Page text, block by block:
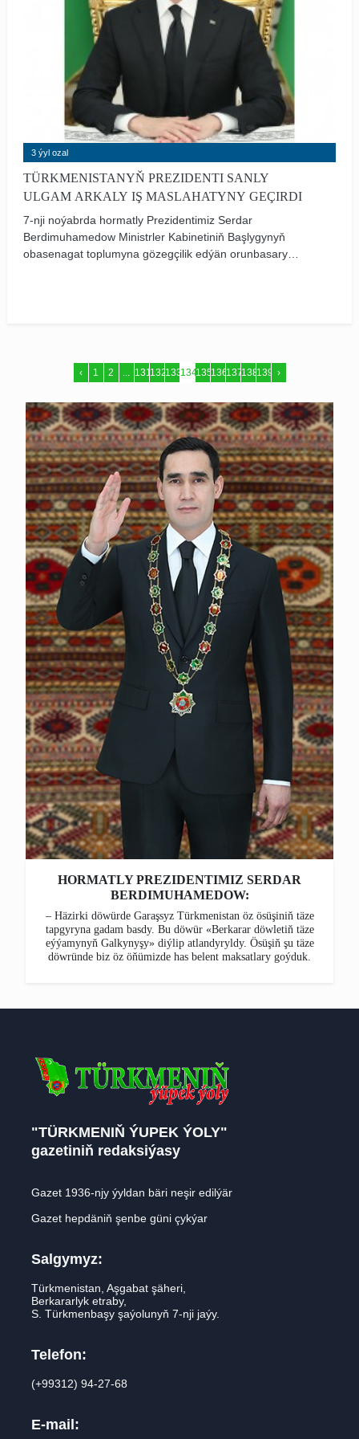
3 ýyl ozal
TÜRKMENISTANYŇ PREZIDENTI SANLY
ULGAM ARKALY IŞ MASLAHATYNY GEÇIRDI
7-nji noýabrda hormatly Prezidentimiz Serdar
Berdimuhamedow Ministrler Kabinetiniň Başlygynyň
obasenagat toplumyna gözegçilik edýän orunbasary
‹ 1 2 ... 131132133134135136137138139 ›
HORMATLY PREZIDENTIMIZ SERDAR
BERDIMUHAMEDOW:
– Häzirki döwürde Garaşsyz Türkmenistan öz ösüşiniň täze
tapgyryna gadam basdy. Bu döwür «Berkarar döwletiň täze
eýýamynyň Galkynyşy» diýlip atlandyryldy. Ösüşiň şu täze
döwründe biz öz öňümizde has belent maksatlary goýduk.
"TÜRKMENIŇ ÝUPEK ÝOLY"
gazetiniň redaksiýasy
Gazet 1936-njy ýyldan bäri neşir edilýär
Gazet hepdäniň şenbe güni çykýar
Salgymyz:
Türkmenistan, Aşgabat şäheri,
Berkararlyk etraby,
S. Türkmenbaşy şaýolunyň 7-nji jaýy.
Telefon:
(+99312) 94-27-68
E-mail: